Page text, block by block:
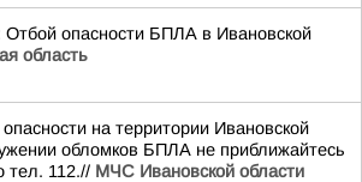
опасности БПЛА в Ивановской
область
на территории Ивановской
обломков БПЛА не приближайтесь
тел. 112.// МЧС Ивановской области